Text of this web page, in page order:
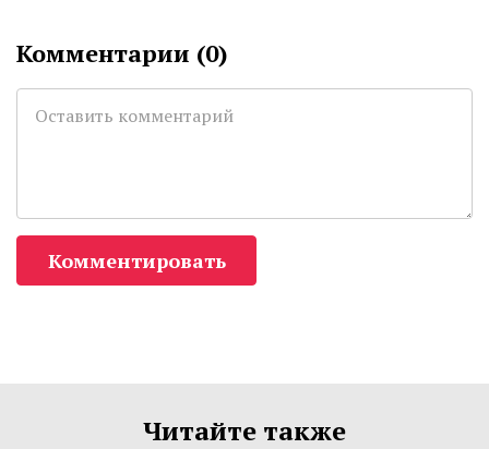
Комментарии (0)
Комментировать
Читайте также